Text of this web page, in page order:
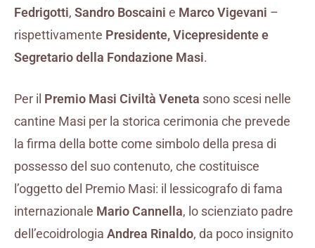
Fedrigotti, Sandro Boscaini e Marco Vigevani –
rispettivamente Presidente, Vicepresidente e
Segretario della Fondazione Masi.
Per il Premio Masi Civiltà Veneta sono scesi nelle
cantine Masi per la storica cerimonia che prevede
la firma della botte come simbolo della presa di
possesso del suo contenuto, che costituisce
l’oggetto del Premio Masi: il lessicografo di fama
internazionale Mario Cannella, lo scienziato padre
dell’ecoidrologia Andrea Rinaldo, da poco insignito